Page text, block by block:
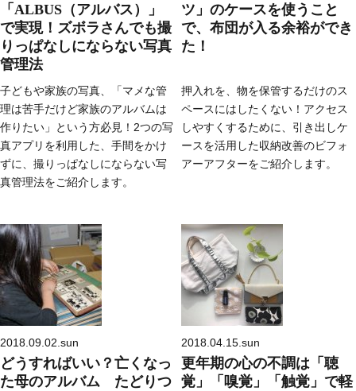
「ALBUS（アルバス）」
で実現！ズボラさんでも撮
りっぱなしにならない写真
管理法
子どもや家族の写真、「マメな管
理は苦手だけど家族のアルバムは
作りたい」という方必見！2つの写
真アプリを利用した、手間をかけ
ずに、撮りっぱなしにならない写
真管理法をご紹介します。
ツ」のケースを使うこと
で、布団が入る余裕ができ
た！
押入れを、物を保管するだけのス
ペースにはしたくない！アクセス
しやすくするために、引き出しケ
ースを活用した収納改善のビフォ
アーアフターをご紹介します。
2018.09.02.sun
どうすればいい？亡くなっ
た母のアルバム たどりつ
2018.04.15.sun
更年期の心の不調は「聴
覚」「嗅覚」「触覚」で軽